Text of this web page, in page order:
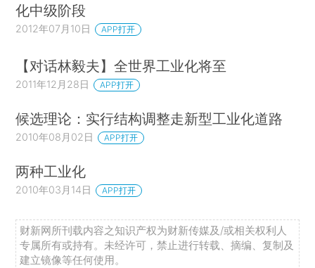
化中级阶段
2012年07月10日 APP打开
【对话林毅夫】全世界工业化将至
2011年12月28日 APP打开
候选理论：实行结构调整走新型工业化道路
2010年08月02日 APP打开
两种工业化
2010年03月14日 APP打开
财新网所刊载内容之知识产权为财新传媒及/或相关权利人
专属所有或持有。未经许可，禁止进行转载、摘编、复制及
建立镜像等任何使用。